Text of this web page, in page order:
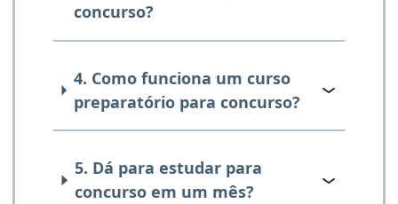
concurso?
4. Como funciona um curso
preparatório para concurso?
5. Dá para estudar para
concurso em um mês?